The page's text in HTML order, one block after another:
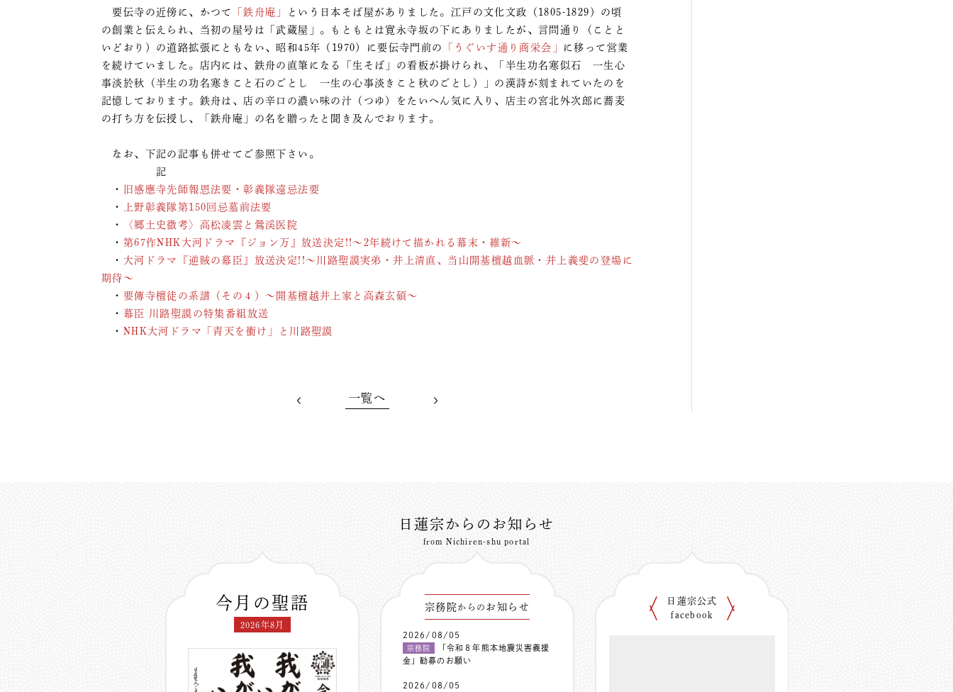
要伝寺の近傍に、かつて 「鉄舟庵」
という日本そば屋がありました。江戸の文化文政（1805-1829）の頃
の創業と伝えられ、当初の屋号は「武蔵屋」。もともとは寛永寺坂の下にありましたが、言問通り（ことと
いどおり）の道路拡張にともない、昭和45年（1970）に要伝寺門前の
「うぐいす通り商栄会」
に移って営業
を続けていました。店内には、鉄舟の直筆になる「生そば」の看板が掛けられ、「半生功名寒似石 一生心
事淡於秋（半生の功名寒きこと石のごとし 一生の心事淡きこと秋のごとし）」の漢詩が刻まれていたのを
記憶しております。鉄舟は、店の辛口の濃い味の汁（つゆ）をたいへん気に入り、店主の宮北外次郎に蕎麦
の打ち方を伝授し、「鉄舟庵」の名を贈ったと聞き及んでおります。
なお、下記の記事も併せてご参照下さい。
記
・
旧感應寺先師報恩法要・彰義隊遠忌法要
・
上野彰義隊第150回忌墓前法要
・
〈郷土史微考〉高松凌雲と鶯渓医院
・ 第67作NHK大河ドラマ『ジョン万』放送決定!!～2年続けて描かれる幕末・維新～
・ 大河ドラマ『逆賊の幕臣』放送決定!!～川路聖謨実弟・井上清直、当山開基檀越血脈・井上義斐の登場に
期待～
・ 要傳寺檀徒の系譜（その４）～開基檀越井上家と高森玄碩～
・ 幕臣 川路聖謨の特集番組放送
・ NHK大河ドラマ「青天を衝け」と川路聖謨
一覧へ
日蓮宗からのお知らせ
from Nichiren-shu portal
今月の聖語
2026年8月
宗務院からの お知らせ
2026/08/05
宗務院
「令和８年熊本地震災害義援
金」勧募のお願い
2026/08/05
日蓮宗公式
facebook